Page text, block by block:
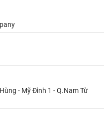
- Mỹ Đình 1 - Q.Nam Từ